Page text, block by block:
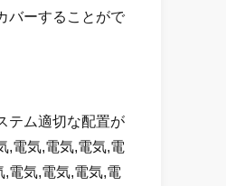
バーすることがで
テム適切な配置が
,電気,電気,電気,電
電気,電気,電気,電